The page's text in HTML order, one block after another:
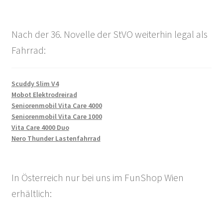
Nach der 36. Novelle der StVO weiterhin legal als
Fahrrad:
Scuddy Slim V4
Mobot Elektrodreirad
Seniorenmobil Vita Care 4000
Seniorenmobil Vita Care 1000
Vita Care 4000 Duo
Nero Thunder Lastenfahrrad
In Österreich nur bei uns im FunShop Wien
erhältlich: